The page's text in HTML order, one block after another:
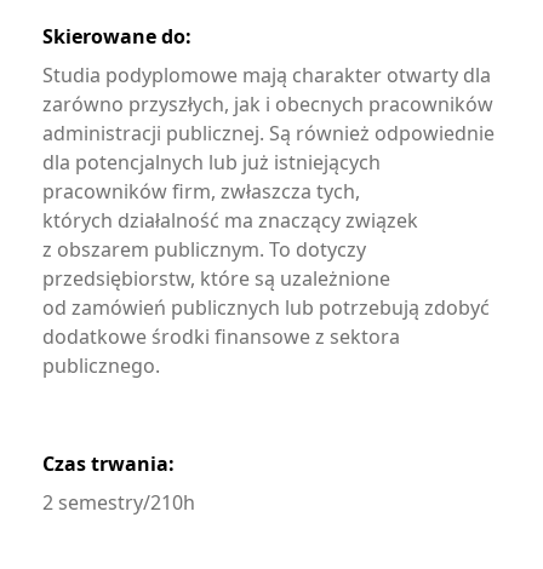
Skierowane do:
Studia podyplomowe mają charakter otwarty dla
zarówno przyszłych, jak i obecnych pracowników
administracji publicznej. Są również odpowiednie
dla potencjalnych lub już istniejących
pracowników firm, zwłaszcza tych,
których działalność ma znaczący związek
z obszarem publicznym. To dotyczy
przedsiębiorstw, które są uzależnione
od zamówień publicznych lub potrzebują zdobyć
dodatkowe środki finansowe z sektora
publicznego.
Czas trwania:
2 semestry/210h